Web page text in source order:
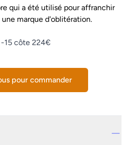
qui a été utilisé pour affranchir
marque d'oblitération.
15 côte 224€
pour commander